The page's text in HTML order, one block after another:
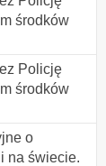
środków
Policję
środków
o
na świecie.